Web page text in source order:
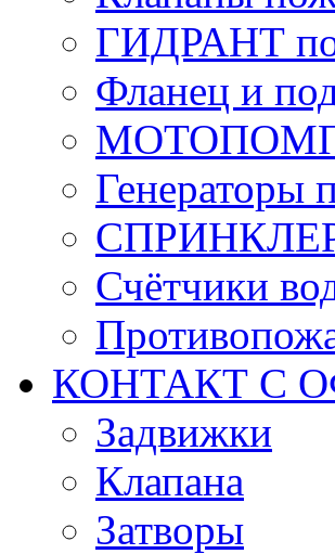
ГИДРАНТ
Фланец и
Генераторы
Счётчики
КОНТАКТ С
Задвижки
Клапана
Затворы